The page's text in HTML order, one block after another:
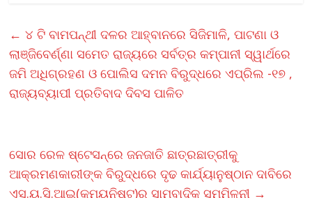
b
o
o
k
er l s
A
p
p
e
← ୪ ଟି ବାମପନ୍ଥୀ ଦଳର ଆହ୍ବାନରେ ସିଜିମାଳି, ପାଟଣା ଓ
ଲାଞ୍ଜିବେର୍ଣ୍ଣା ସମେତ ରାଜ୍ୟରେ ସର୍ବତ୍ର କମ୍ପାନୀ ସ୍ୱାର୍ଥରେ
ଜମି ଅଧିଗ୍ରହଣ ଓ ପୋଲିସ ଦମନ ବିରୁଦ୍ଧରେ ଏପ୍ରିଲ -୧୭ ,
ରାଜ୍ୟବ୍ୟାପୀ ପ୍ରତିବାଦ ଦିବସ ପାଳିତ
ସୋର ରେଳ ଷ୍ଟେସନ୍‌ରେ ଜନଜାତି ଛାତ୍ରଛାତ୍ରୀକୁ
ଆକ୍ରମଣକାରୀଙ୍କ ବିରୁଦ୍ଧରେ ଦୃଢ କାର୍ଯ୍ୟାନୁଷ୍ଠାନ ଦାବିରେ
ଏସ୍‌.ୟୁ.ସି.ଆଇ(କମ୍ୟୁନିଷ୍ଟ)ର ସାମ୍ବାଦିକ ସମ୍ମିଳନୀ →